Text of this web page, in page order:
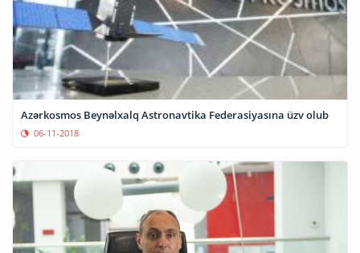
Azərkosmos Beynəlxalq Astronavtika Federasiyasına üzv olub
06-11-2018